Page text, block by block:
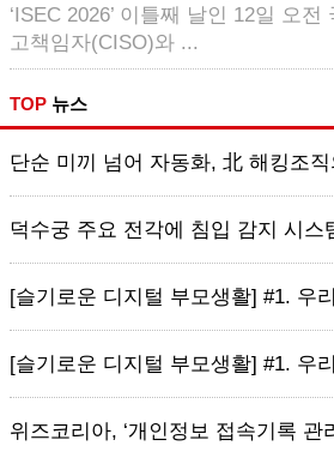
‘ISEC 2026’ 이틀째 날인 12일 오
고책임자(CISO)와 ...
TOP 뉴스
단순 미끼 넘어 자동화, 北 해킹조
덕수궁 주요 전각에 침입 감지 시스
[슬기로운 디지털 부모생활] #1. 우
[슬기로운 디지털 부모생활] #1. 우
위즈코리아, ‘개인정보 접속기록 관